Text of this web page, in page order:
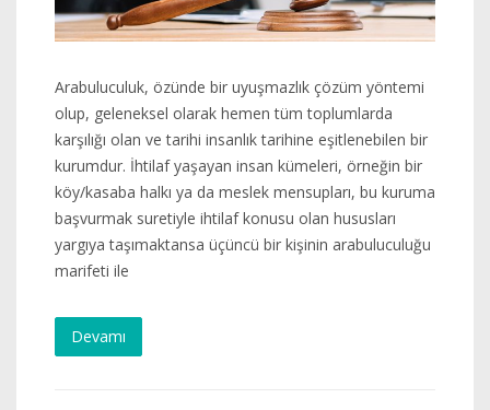
Arabuluculuk, özünde bir uyuşmazlık çözüm yöntemi
olup, geleneksel olarak hemen tüm toplumlarda
karşılığı olan ve tarihi insanlık tarihine eşitlenebilen bir
kurumdur. İhtilaf yaşayan insan kümeleri, örneğin bir
köy/kasaba halkı ya da meslek mensupları, bu kuruma
başvurmak suretiyle ihtilaf konusu olan hususları
yargıya taşımaktansa üçüncü bir kişinin arabuluculuğu
marifeti ile
Devamı